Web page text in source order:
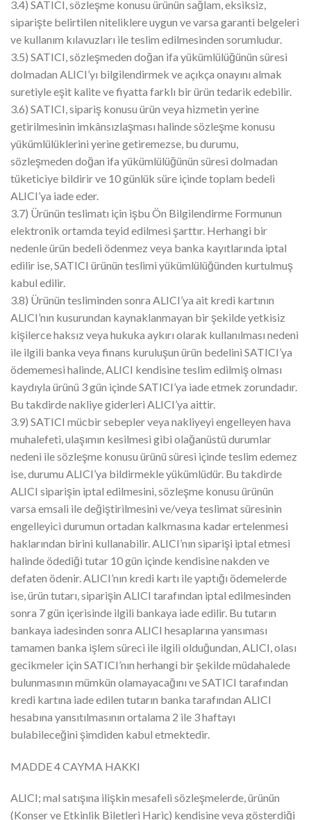
3.4) SATICI, sözleşme konusu ürünün sağlam, eksiksiz,
siparişte belirtilen niteliklere uygun ve varsa garanti belgeleri
ve kullanım kılavuzları ile teslim edilmesinden sorumludur.
3.5) SATICI, sözleşmeden doğan ifa yükümlülüğünün süresi
dolmadan ALICI’yı bilgilendirmek ve açıkça onayını almak
suretiyle eşit kalite ve fiyatta farklı bir ürün tedarik edebilir.
3.6) SATICI, sipariş konusu ürün veya hizmetin yerine
getirilmesinin imkânsızlaşması halinde sözleşme konusu
yükümlülüklerini yerine getiremezse, bu durumu,
sözleşmeden doğan ifa yükümlülüğünün süresi dolmadan
tüketiciye bildirir ve 10 günlük süre içinde toplam bedeli
ALICI’ya iade eder.
3.7) Ürünün teslimatı için işbu Ön Bilgilendirme Formunun
elektronik ortamda teyid edilmesi şarttır. Herhangi bir
nedenle ürün bedeli ödenmez veya banka kayıtlarında iptal
edilir ise, SATICI ürünün teslimi yükümlülüğünden kurtulmuş
kabul edilir.
3.8) Ürünün tesliminden sonra ALICI’ya ait kredi kartının
ALICI’nın kusurundan kaynaklanmayan bir şekilde yetkisiz
kişilerce haksız veya hukuka aykırı olarak kullanılması nedeni
ile ilgili banka veya finans kuruluşun ürün bedelini SATICI’ya
ödememesi halinde, ALICI kendisine teslim edilmiş olması
kaydıyla ürünü 3 gün içinde SATICI’ya iade etmek zorundadır.
Bu takdirde nakliye giderleri ALICI’ya aittir.
3.9) SATICI mücbir sebepler veya nakliyeyi engelleyen hava
muhalefeti, ulaşımın kesilmesi gibi olağanüstü durumlar
nedeni ile sözleşme konusu ürünü süresi içinde teslim edemez
ise, durumu ALICI’ya bildirmekle yükümlüdür. Bu takdirde
ALICI siparişin iptal edilmesini, sözleşme konusu ürünün
varsa emsali ile değiştirilmesini ve/veya teslimat süresinin
engelleyici durumun ortadan kalkmasına kadar ertelenmesi
haklarından birini kullanabilir. ALICI’nın siparişi iptal etmesi
halinde ödediği tutar 10 gün içinde kendisine nakden ve
defaten ödenir. ALICI’nın kredi kartı ile yaptığı ödemelerde
ise, ürün tutarı, siparişin ALICI tarafından iptal edilmesinden
sonra 7 gün içerisinde ilgili bankaya iade edilir. Bu tutarın
bankaya iadesinden sonra ALICI hesaplarına yansıması
tamamen banka işlem süreci ile ilgili olduğundan, ALICI, olası
gecikmeler için SATICI’nın herhangi bir şekilde müdahalede
bulunmasının mümkün olamayacağını ve SATICI tarafından
kredi kartına iade edilen tutarın banka tarafından ALICI
hesabına yansıtılmasının ortalama 2 ile 3 haftayı
bulabileceğini şimdiden kabul etmektedir.
MADDE 4 CAYMA HAKKI
ALICI; mal satışına ilişkin mesafeli sözleşmelerde, ürünün
(Konser ve Etkinlik Biletleri Hariç) kendisine veya gösterdiği